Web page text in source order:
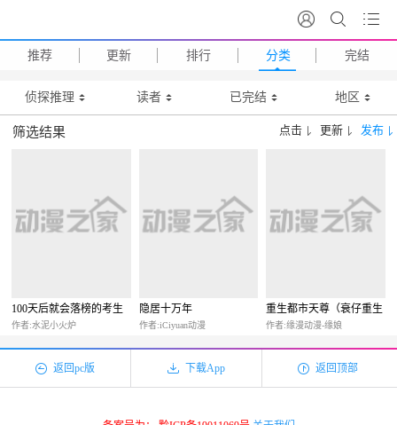
推荐 更新 排行 分类 完结
侦探推理 读者 已完结 地区
筛选结果 发布
更新
点击
100天后就会落榜的考生
作者:水泥小火炉
隐居十万年
作者:iCiyuan动漫
重生都市天尊（衰仔重生
修仙记）
作者:缘漫动漫-缘娘
返回pc版 下载App 返回顶部